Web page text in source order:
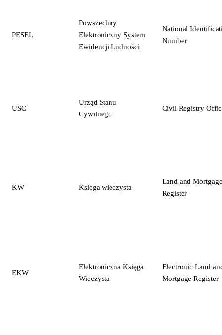
PESEL
Powszechny
Elektroniczny System
Ewidencji Ludności
National
Number
USC
Urząd Stanu
Cywilnego
Civil Registry
KW Księga wieczysta
Land and Mortgage
Register
EKW
Elektroniczna Księga
Wieczysta
Electronic Land
Mortgage Register